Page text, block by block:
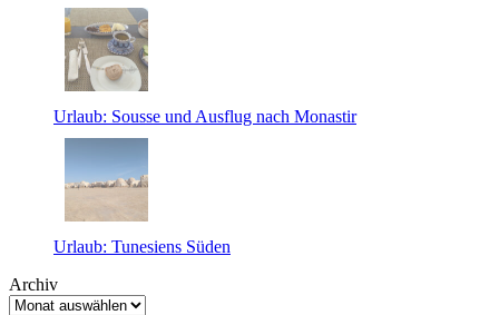
Urlaub: Sousse und Ausflug nach Monastir
Urlaub: Tunesiens Süden
Archiv